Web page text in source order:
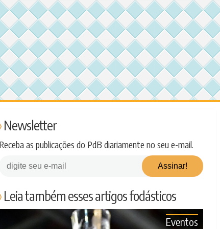
Newsletter
Receba as publicações do PdB diariamente no seu e-mail.
Leia também esses artigos fodásticos
Eventos